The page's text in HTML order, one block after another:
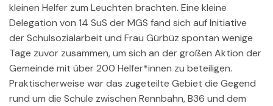
kleinen Helfer zum Leuchten brachten. Eine kleine
Delegation von 14 SuS der MGS fand sich auf Initiative
der Schulsozialarbeit und Frau Gürbüz spontan wenige
Tage zuvor zusammen, um sich an der großen Aktion der
Gemeinde mit über 200 Helfer*innen zu beteiligen.
Praktischerweise war das zugeteilte Gebiet die Gegend
rund um die Schule zwischen Rennbahn, B36 und dem